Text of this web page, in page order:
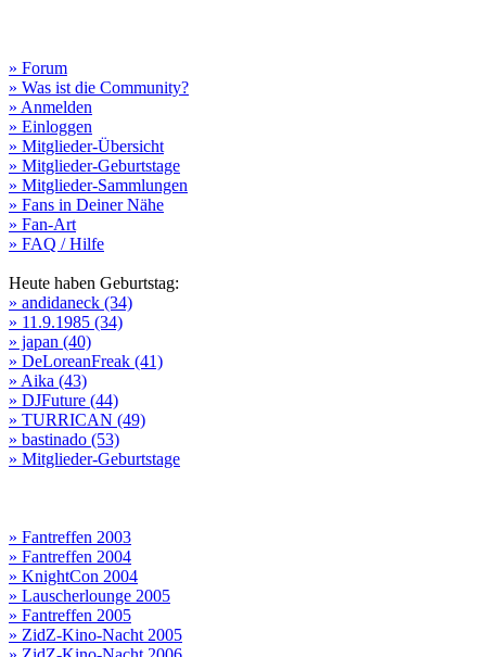
» Forum
» Was ist die Community?
» Anmelden
» Einloggen
» Mitglieder-Übersicht
» Mitglieder-Geburtstage
» Mitglieder-Sammlungen
» Fans in Deiner Nähe
» Fan-Art
» FAQ / Hilfe
Heute haben Geburtstag:
» andidaneck (34)
» 11.9.1985 (34)
» japan (40)
» DeLoreanFreak (41)
» Aika (43)
» DJFuture (44)
» TURRICAN (49)
» bastinado (53)
» Mitglieder-Geburtstage
» Fantreffen 2003
» Fantreffen 2004
» KnightCon 2004
» Lauscherlounge 2005
» Fantreffen 2005
» ZidZ-Kino-Nacht 2005